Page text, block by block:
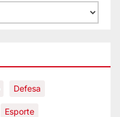
Defesa
Esporte